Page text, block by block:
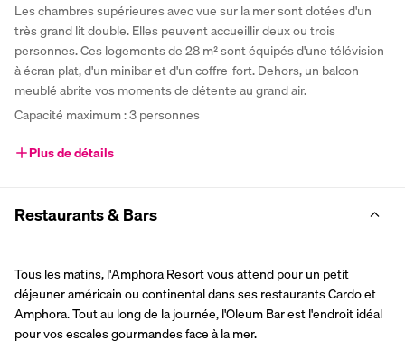
Les chambres supérieures avec vue sur la mer sont dotées d'un
très grand lit double. Elles peuvent accueillir deux ou trois
personnes. Ces logements de 28 m² sont équipés d'une télévision
à écran plat, d'un minibar et d'un coffre-fort. Dehors, un balcon
meublé abrite vos moments de détente au grand air.
Capacité maximum : 3 personnes
Plus de détails
Restaurants & Bars
Tous les matins, l'Amphora Resort vous attend pour un petit
déjeuner américain ou continental dans ses restaurants Cardo et
Amphora. Tout au long de la journée, l'Oleum Bar est l'endroit idéal
pour vos escales gourmandes face à la mer.